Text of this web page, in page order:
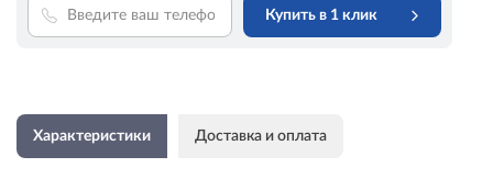
Купить в 1 клик
Характеристики Доставка и оплата